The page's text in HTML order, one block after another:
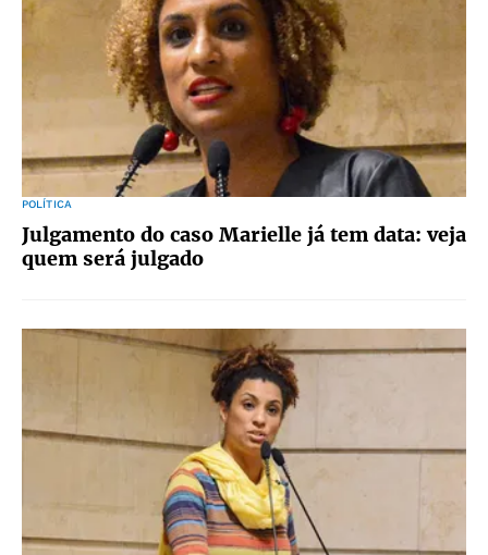
POLÍTICA
Julgamento do caso Marielle já tem data: veja
quem será julgado